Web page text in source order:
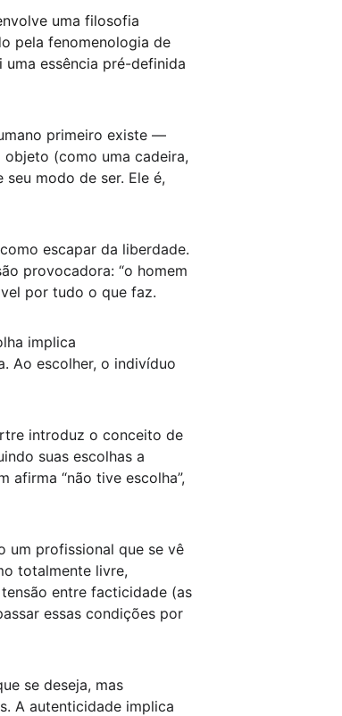
uma filosofia
pela fenomenologia de
essência pré-definida
primeiro existe —
(como uma cadeira,
modo de ser. Ele é,
escapar da liberdade.
provocadora: “o homem
por tudo o que faz.
implica
Ao escolher, o indivíduo
introduz o conceito de
suas escolhas a
“não tive escolha”,
um profissional que se vê
totalmente livre,
entre facticidade (as
essas condições por
se deseja, mas
A autenticidade implica